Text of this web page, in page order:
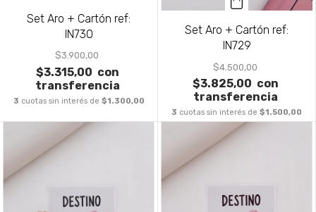
Set Aro + Cartón ref:
IN730
$3.900,00
$3.315,00 con
transferencia
3 cuotas sin interés de $1.300,00
Set Aro + Cartón ref:
IN729
$4.500,00
$3.825,00 con
transferencia
3 cuotas sin interés de $1.500,00